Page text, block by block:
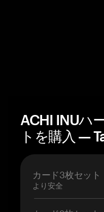
ACHI INUハ
トを購入 —
カード3枚セット
より安全